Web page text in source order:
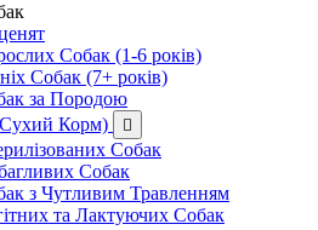
Собак (1-6 років)
Собак (7+ років)
за Породою
Корм)

Собак
Собак
з Чутливим Травленням
та Лактуючих Собак